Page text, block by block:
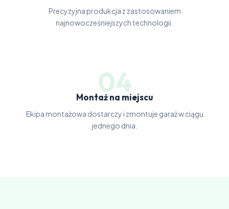
Precyzyjna produkcja z zastosowaniem
najnowocześniejszych technologii.
04
Montaż na miejscu
Ekipa montażowa dostarczy i zmontuje garaż w ciągu
jednego dnia.